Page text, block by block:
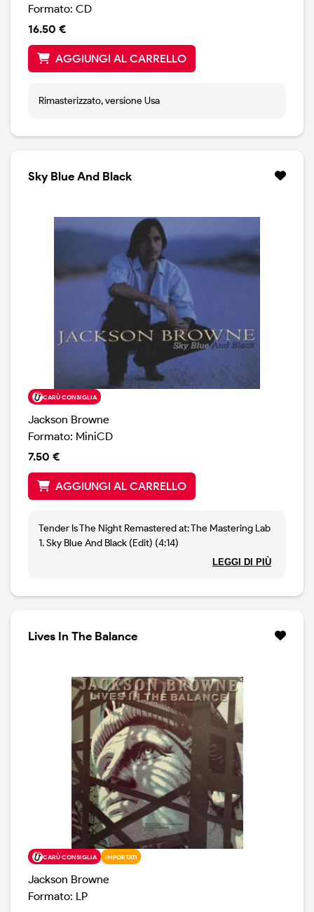
Formato: CD
16.50 €
AGGIUNGI AL CARRELLO
Rimasterizzato, versione Usa
Sky Blue And Black
CARÙ CONSIGLIA
Jackson Browne
Formato: MiniCD
7.50 €
AGGIUNGI AL CARRELLO
Tender Is The Night Remastered at: The Mastering Lab
1. Sky Blue And Black (Edit) (4:14)
2. Sky Blue And Black (Live Version Recorded At The
LEGGI DI PIÙ
Lives In The Balance
CARÙ CONSIGLIA IMPORTATI
Jackson Browne
Formato: LP